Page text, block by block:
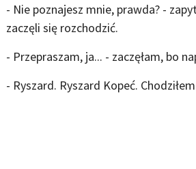
- Nie poznajesz mnie, prawda? -
zaczęli się rozchodzić.
- Przepraszam, ja... - zaczęłam, bo
- Ryszard. Ryszard Kopeć.